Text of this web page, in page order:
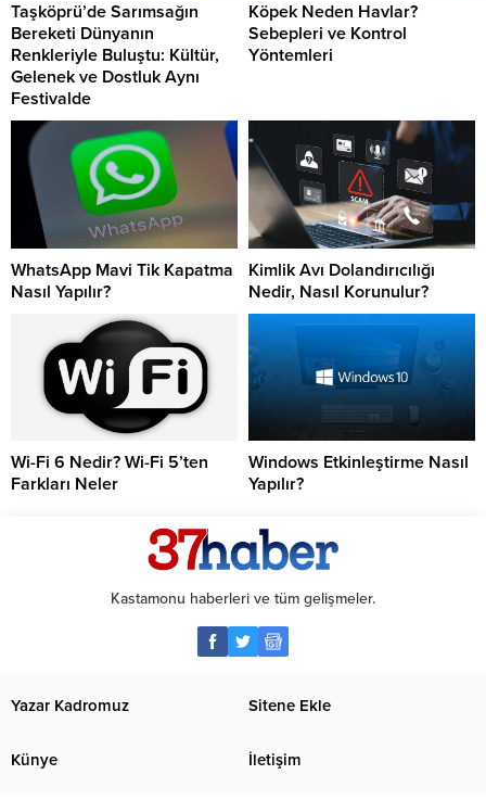
Taşköprü’de Sarımsağın
Bereketi Dünyanın
Renkleriyle Buluştu: Kültür,
Gelenek ve Dostluk Aynı
Festivalde
Köpek Neden Havlar?
Sebepleri ve Kontrol
Yöntemleri
WhatsApp Mavi Tik Kapatma
Nasıl Yapılır?
Kimlik Avı Dolandırıcılığı
Nedir, Nasıl Korunulur?
Wi-Fi 6 Nedir? Wi-Fi 5’ten
Farkları Neler
Windows Etkinleştirme Nasıl
Yapılır?
Kastamonu haberleri ve tüm gelişmeler.
Yazar Kadromuz Sitene Ekle
Künye İletişim